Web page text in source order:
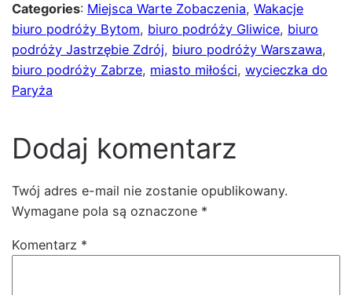
Categories: Miejsca Warte Zobaczenia, Wakacje
biuro podróży Bytom, biuro podróży Gliwice, biuro
podróży Jastrzębie Zdrój, biuro podróży Warszawa
biuro podróży Zabrze, miasto miłości, wycieczka do
Paryża
Dodaj komentarz
Twój adres e-mail nie zostanie opublikowany.
Wymagane pola są oznaczone *
Komentarz *